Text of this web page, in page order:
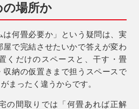
場所か
は何畳必要か」という疑問は、実
屋で完結させたいかで答えが変わ
くだけのスペースと、干す・畳
収納の仮置きまで担うスペースで
まったく違うからです。
の間取りでは「何畳あれば正解